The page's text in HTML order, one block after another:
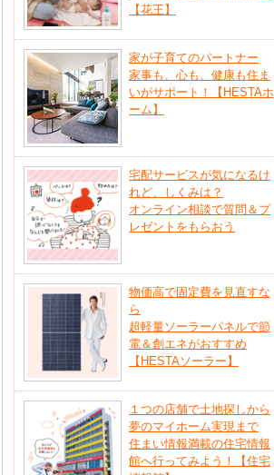
【花王】
家が子育てのパートナー
家事も、心も、健康も住ま
いがサポート！【HESTAホ
ーム】
宅配サービスが気になるけ
れど、しくみは？
オンライン相談で質問＆プ
レゼントをもらおう
物価高で固定費を見直すな
ら
超軽量ソーラーパネルで節
電＆創エネがおすすめ
【HESTAソーラー】
１つの店舗で土地探しから
夢のマイホーム実現まで
住まい情報満載の住宅情報
館へ行ってみよう！【住宅